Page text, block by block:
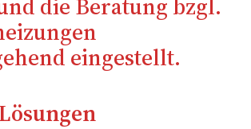
die Beratung bzgl.
eingestellt.